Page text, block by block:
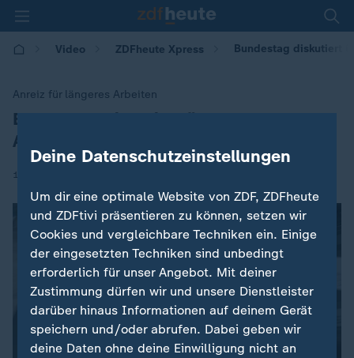
Video ZDFheute Xpress Bundestag diskutiert
Anreiz für längeres Arbeiten
:Bundestag diskutiert über geplante
Aktivrente
14.11.2025 | 08:00
Deine Datenschutzeinstellungen
Um dir eine optimale Website von ZDF, ZDFheute
und ZDFtivi präsentieren zu können, setzen wir
Cookies und vergleichbare Techniken ein. Einige
der eingesetzten Techniken sind unbedingt
erforderlich für unser Angebot. Mit deiner
Zustimmung dürfen wir und unsere Dienstleister
darüber hinaus Informationen auf deinem Gerät
speichern und/oder abrufen. Dabei geben wir
deine Daten ohne deine Einwilligung nicht an